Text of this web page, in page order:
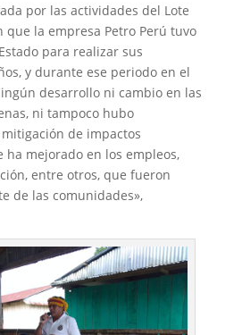
por las actividades del Lote
que la empresa Petro Perú tuvo
para realizar sus
y durante ese periodo en el
desarrollo ni cambio en las
ni tampoco hubo
de impactos
ha mejorado en los empleos,
entre otros, que fueron
de las comunidades»,